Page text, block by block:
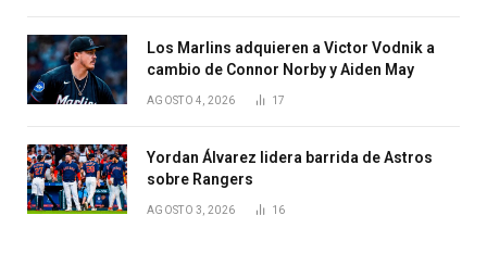
Los Marlins adquieren a Victor Vodnik a
cambio de Connor Norby y Aiden May
AGOSTO 4, 2026 17
Yordan Álvarez lidera barrida de Astros
sobre Rangers
AGOSTO 3, 2026 16